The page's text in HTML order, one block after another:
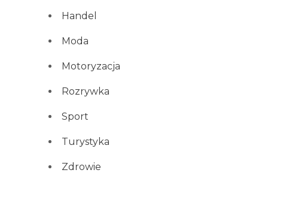
Handel
Moda
Motoryzacja
Rozrywka
Sport
Turystyka
Zdrowie